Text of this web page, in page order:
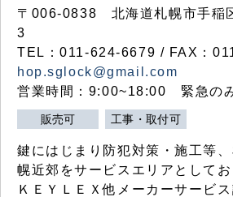
〒006-0838 北海道札幌市手稲
3
TEL：011-624-6679 / FAX：
hop.sglock@gmail.com
営業時間：9:00~18:00 緊急の
販売可 工事・取付可
鍵にはじまり防犯対策・施工等
幌近郊をサービスエリアとしてお
ＫＥＹＬＥＸ他メーカーサービ